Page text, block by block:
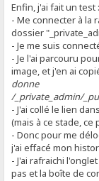
Enfin, j'ai fait un test :
- Me connecter à la
dossier
- Je me suis
- Je l'ai parcouru
image, et j'en ai
donne
/_private_admin/
- J'ai collé le lien
(mais à ce stade,
- Donc pour me
j'ai effacé mon
- J'ai rafraichi
pas et la boîte de